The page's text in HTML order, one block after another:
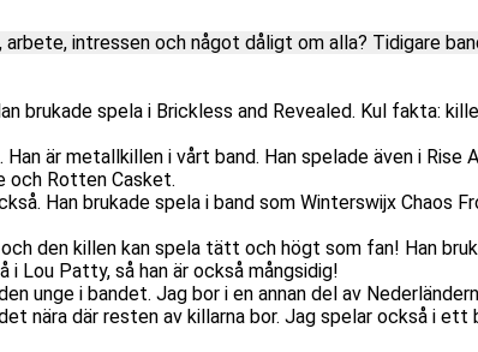
intressen och något dåligt om alla? Tidigare
brukade spela i Brickless and Revealed. Kul fakta:
är metallkillen i vårt band. Han spelade även i Rise
och Rotten Casket.
Han brukade spela i band som Winterswijx Chaos
den killen kan spela tätt och högt som fan! Han
i Lou Patty, så han är också mångsidig!
unge i bandet. Jag bor i en annan del av
nära där resten av killarna bor. Jag spelar också i ett